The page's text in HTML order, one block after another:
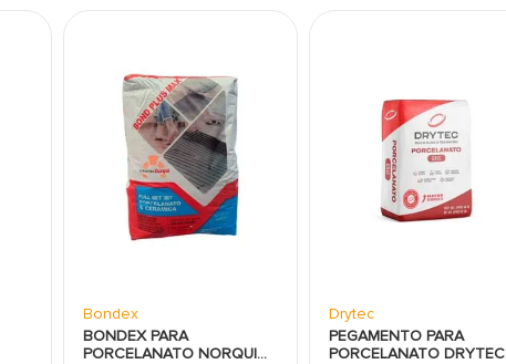
Bondex
BONDEX PARA
PORCELANATO NORQUI
Drytec
PEGAMENTO PARA
PORCELANATO DRYTEC